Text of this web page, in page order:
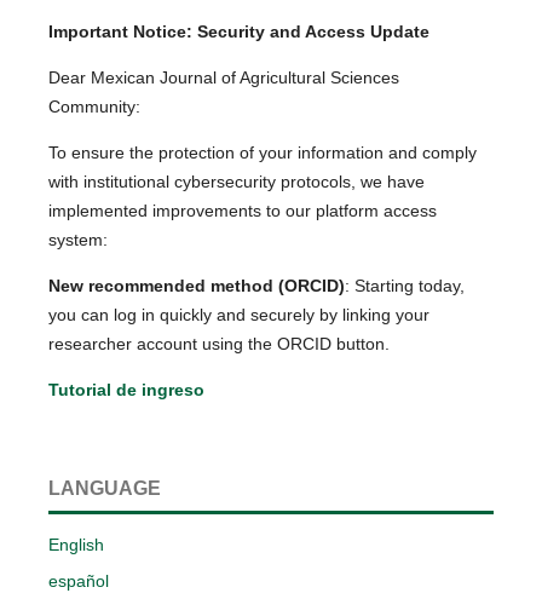
Important Notice: Security and Access Update
Dear Mexican Journal of Agricultural Sciences
Community:
To ensure the protection of your information and comply
with institutional cybersecurity protocols, we have
implemented improvements to our platform access
system:
New recommended method (ORCID): Starting today,
you can log in quickly and securely by linking your
researcher account using the ORCID button.
Tutorial de ingreso
LANGUAGE
English
español